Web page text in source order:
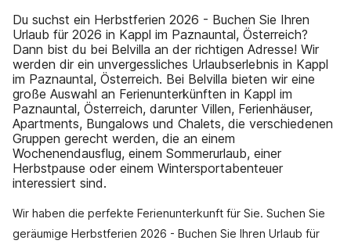
Du suchst ein Herbstferien 2026 - Buchen Sie Ihren
Urlaub für 2026 in Kappl im Paznauntal, Österreich?
Dann bist du bei Belvilla an der richtigen Adresse! Wir
werden dir ein unvergessliches Urlaubserlebnis in Kappl
im Paznauntal, Österreich. Bei Belvilla bieten wir eine
große Auswahl an Ferienunterkünften in Kappl im
Paznauntal, Österreich, darunter Villen, Ferienhäuser,
Apartments, Bungalows und Chalets, die verschiedenen
Gruppen gerecht werden, die an einem
Wochenendausflug, einem Sommerurlaub, einer
Herbstpause oder einem Wintersportabenteuer
interessiert sind.
Wir haben die perfekte Ferienunterkunft für Sie. Suchen Sie
geräumige Herbstferien 2026 - Buchen Sie Ihren Urlaub für